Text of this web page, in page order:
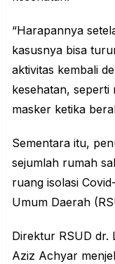
“Harapannya
kasusnya bisa
aktivitas kembali
kesehatan, seperti
masker ketika
Sementara itu,
sejumlah rumah
ruang isolasi
Umum Daerah
Direktur RSUD dr.
Aziz Achyar